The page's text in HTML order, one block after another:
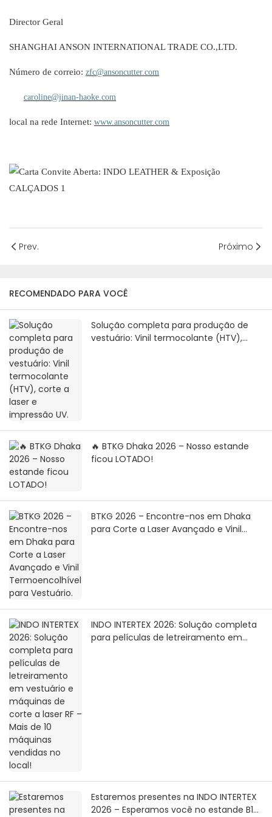
Director Geral
SHANGHAI ANSON INTERNATIONAL TRADE CO.,LTD.
Número de correio: zfc@ansoncutter.com
caroline@jinan-haoke.com
local na rede Internet: www.ansoncutter.com
Prev. Próximo
RECOMENDADO PARA VOCÊ
Solução completa para produção de
vestuário: Vinil termocolante (HTV),
🔥 BTKG Dhaka 2026 – Nosso estande
ficou LOTADO!
BTKG 2026 – Encontre-nos em Dhaka
para Corte a Laser Avançado e Vinil
INDO INTERTEX 2026: Solução completa
para películas de letreiramento em
Estaremos presentes na INDO INTERTEX
2026 – Esperamos você no estande B1-